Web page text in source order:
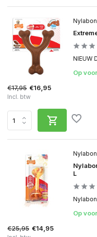
L
Op
€25,95 €14,95
NIEUW
Op
€17,95 €16,95
Incl. btw